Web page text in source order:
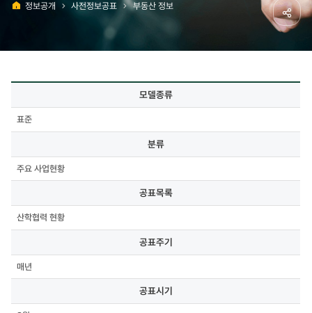
정보공개 사전정보공표 부동산 정보
모델종류,
분류,
공표주기,
공표시기,
공표항목,
담당자,
연락처,
첨부파일
모델종류
표준
분류
주요 사업현황
공표목록
산학협력 현황
공표주기
매년
공표시기